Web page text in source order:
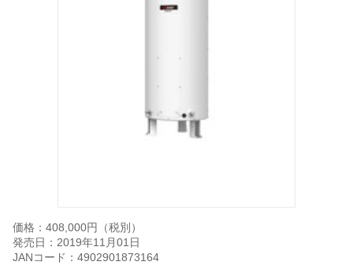
価格：408,000円（税別）
発売日：2019年11月01日
JANコード：4902901873164